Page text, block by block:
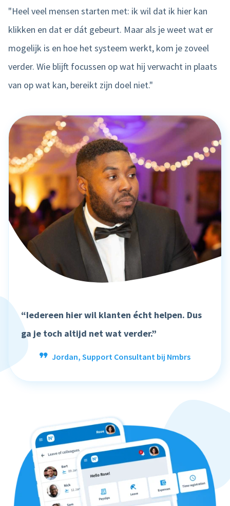
"Heel veel mensen starten met: ik wil dat ik hier kan
klikken en dat er dát gebeurt. Maar als je weet wat er
mogelijk is en hoe het systeem werkt, kom je zoveel
verder. Wie blijft focussen op wat hij verwacht in plaats
van op wat kan, bereikt zijn doel niet."
“Iedereen hier wil klanten écht helpen. Dus
ga je toch altijd net wat verder.”
Jordan, Support Consultant bij Nmbrs